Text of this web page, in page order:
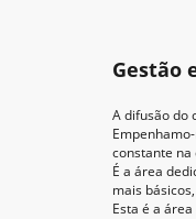
Gestão
A difusão do
constante na
É a área
mais
Esta é a